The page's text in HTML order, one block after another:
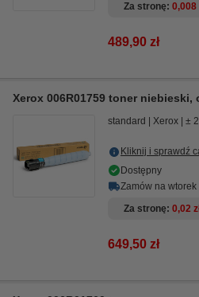
Za stronę 0,008
489,90 zł
Xerox 006R01759 toner niebieski,
standard Xerox ±
Kliknij i sprawdź
Dostępny
Zamów na wtorek
Za stronę 0,02
649,50 zł